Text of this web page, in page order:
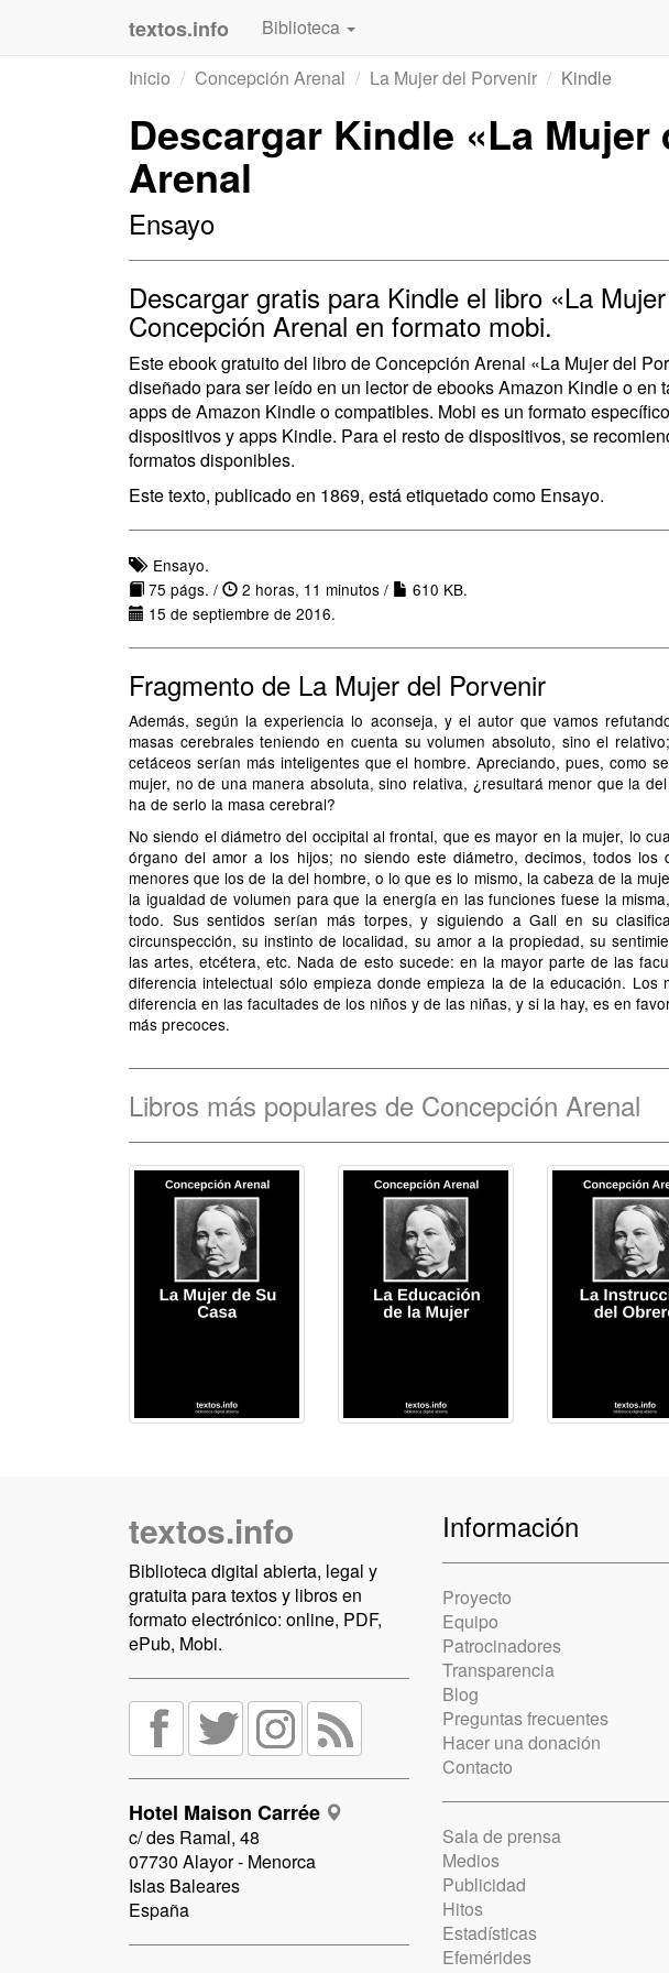
textos.info Biblioteca
Inicio
Concepción Arenal La Mujer del Porvenir Kindle
Descargar Kindle «La
Arenal
Ensayo
Descargar gratis para Kindle el libro «La
Concepción Arenal en formato mobi.
Este ebook gratuito del libro de Concepción Arenal «La Mujer del
diseñado para ser leído en un lector de ebooks Amazon Kindle o en
apps de Amazon Kindle o compatibles. Mobi es un formato
dispositivos y apps Kindle. Para el resto de dispositivos, se
formatos disponibles.
Este texto, publicado en 1869, está etiquetado como Ensayo.
Ensayo.
75 págs. /
2 horas, 11 minutos /
610 KB.
15 de septiembre de 2016.
Fragmento de La Mujer del Porvenir
Además, según la experiencia lo aconseja, y el autor que vamos
masas cerebrales teniendo en cuenta su volumen absoluto, sino el
cetáceos serían más inteligentes que el hombre. Apreciando, pues, como
mujer, no de una manera absoluta, sino relativa, ¿resultará menor que la
ha de serlo la masa cerebral?
No siendo el diámetro del occipital al frontal, que es mayor en la mujer, lo
órgano del amor a los hijos; no siendo este diámetro, decimos, todos
menores que los de la del hombre, o lo que es lo mismo, la cabeza de la
la igualdad de volumen para que la energía en las funciones fuese la
todo. Sus sentidos serían más torpes, y siguiendo a Gall en su
circunspección, su instinto de localidad, su amor a la propiedad, su
las artes, etcétera, etc. Nada de esto sucede: en la mayor parte de las
diferencia intelectual sólo empieza donde empieza la de la educación. Los
diferencia en las facultades de los niños y de las niñas, y si la hay, es en
más precoces.
Libros más populares de Concepción Arenal
textos.info
Biblioteca digital abierta, legal y
gratuita para textos y libros en
formato electrónico: online, PDF,
ePub, Mobi.
Hotel Maison Carrée
c/ des Ramal, 48
07730 Alayor - Menorca
Islas Baleares
España
Información
Proyecto
Equipo
Patrocinadores
Transparencia
Blog
Preguntas frecuentes
Hacer una donación
Contacto
Sala de prensa
Medios
Publicidad
Hitos
Estadísticas
Efemérides